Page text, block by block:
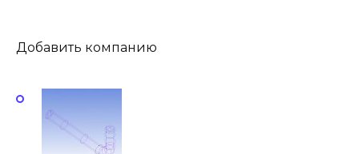
Добавить компанию